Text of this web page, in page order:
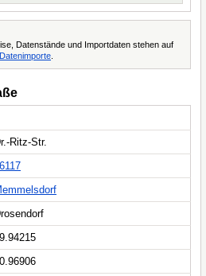
Datenstände und Importdaten stehen auf
Ritz-Str.